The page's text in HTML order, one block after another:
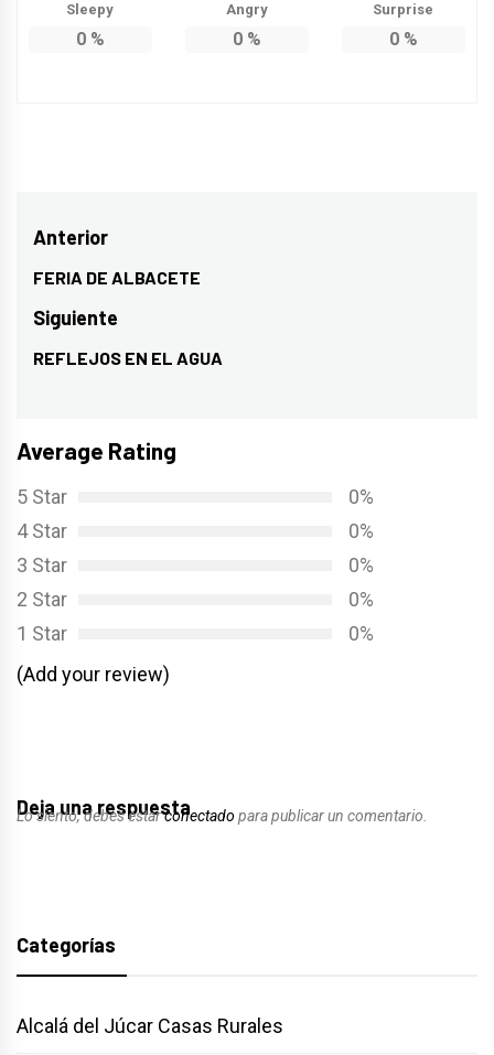
Sleepy
0%
Angry
0%
Surprise
0%
Navegación
de
entradas
Anterior
Entrada
anterior:
FERIA DE ALBACETE
Siguiente
Entrada
REFLEJOS EN EL AGUA
Average Rating
5 Star
0%
4 Star
0%
3 Star
0%
2 Star
0%
1 Star
0%
(Add your review)
Deja una respuesta
Lo siento, debes estarconectado para publicar un comentario.
Categorías
Alcalá del Júcar Casas Rurales